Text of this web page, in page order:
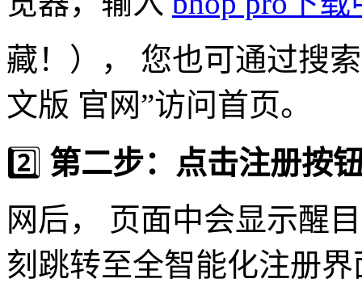
藏！）， 您也可通过搜
文版 官网”访问首页。
2️⃣ 第二步：点击注册按
网后， 页面中会显示醒
刻跳转至全智能化注册界